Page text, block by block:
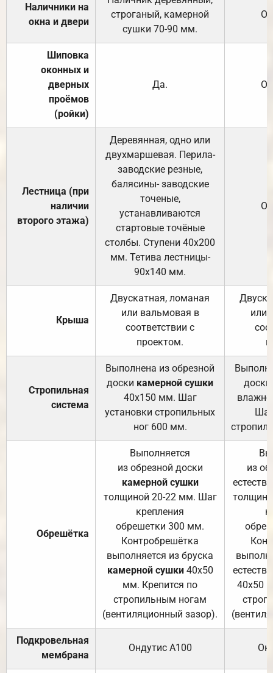
Наличники на
окна и двери
строганый, камерной
сушки 70-90 мм.
Шиповка
оконных и
дверных
проёмов
(ройки)
Да.
Лестница (при
наличии
второго этажа)
Деревянная, одно или
двухмаршевая. Перила-
заводские резные,
балясины- заводские
точеные,
устанавливаются
стартовые точёные
столбы. Ступени 40х200
мм. Тетива лестницы-
90х140 мм.
Крыша
Двускатная, ломаная
или вальмовая в
соответствии с
проектом.
или
Стропильная
система
Выполнена из обрезной
доски камерной сушки
40х150 мм. Шаг
установки стропильных
ног 600 мм.
доски
Обрешётка
Выполняется
из обрезной доски
камерной сушки
толщиной 20-22 мм. Шаг
крепления
обрешетки 300 мм.
Контробрешётка
выполняется из бруска
камерной сушки40х50
мм. Крепится по
стропильным ногам
(вентиляционный зазор).
из
40х50
Подкровельная
мембрана
Ондутис А100